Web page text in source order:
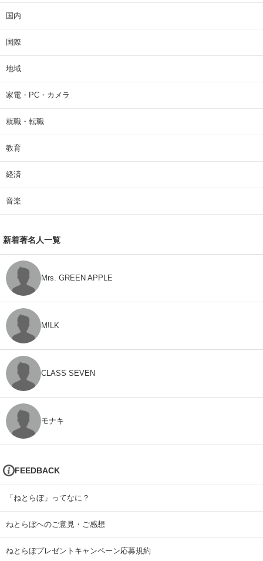
国内
国際
地域
家電・PC・カメラ
就職・転職
教育
経済
音楽
新着著名人一覧
Mrs. GREEN APPLE
M!LK
CLASS SEVEN
モナキ
FEEDBACK
「ねとらぼ」ってなに？
ねとらぼへのご意見・ご感想
ねとらぼプレゼントキャンペーン応募規約